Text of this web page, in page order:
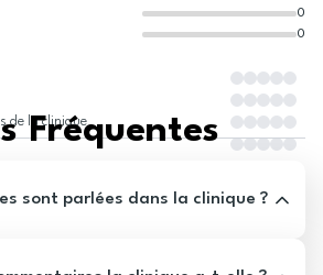
0
0
de la clinique
Fréquentes
sont parlées dans la clinique ?